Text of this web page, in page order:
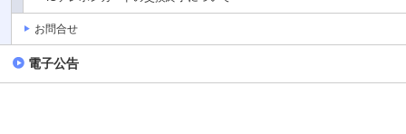
お問合せ
電子公告